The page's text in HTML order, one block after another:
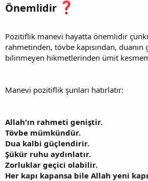
Önemlidir
Pozitiflik manevi hayatta önemlidir
rahmetinden, tövbe kapısından, duanın
bilinmeyen hikmetlerinden ümit
Manevi pozitiflik şunları hatırlatır:
Allah'ın rahmeti geniştir.
Tövbe mümkündür.
Dua kalbi güçlendirir.
Şükür ruhu aydınlatır.
Zorluklar geçici olabilir.
Her kapı kapansa bile Allah yeni